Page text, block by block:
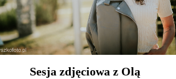
Sesja zdjęciowa z Olą